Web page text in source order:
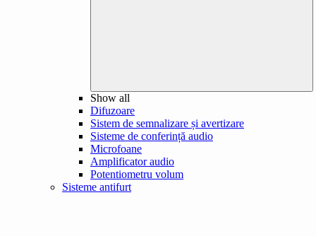
Show all
Difuzoare
Sistem de semnalizare și avertizare
Sisteme de conferință audio
Microfoane
Amplificator audio
Potentiometru volum
Sisteme antifurt